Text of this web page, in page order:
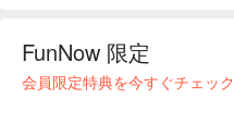
FunNow 限定
会員限定特典を今すぐチェック